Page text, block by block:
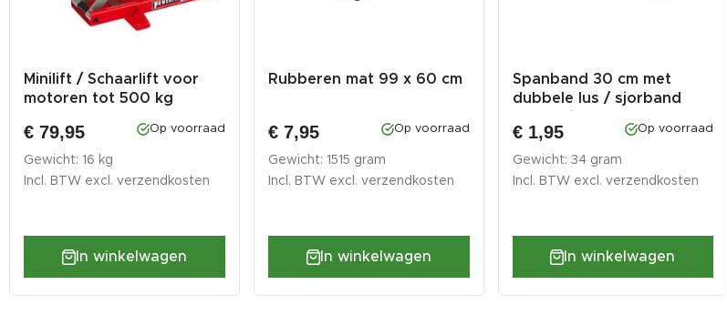
Minilift / Schaarlift voor
motoren tot 500 kg
€ 79,95 Op voorraad
Gewicht: 16 kg
Incl. BTW excl. verzendkosten
In winkelwagen
Rubberen mat 99 x 60 cm
€ 7,95 Op voorraad
Gewicht: 1515 gram
Incl. BTW excl. verzendkosten
In winkelwagen
Spanband 30 cm met
dubbele lus / sjorband
€ 1,95 Op voorraad
Gewicht: 34 gram
Incl. BTW excl. verzendkosten
In winkelwagen